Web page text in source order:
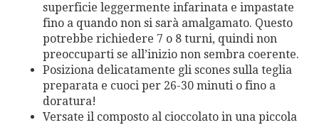
superficie leggermente infarinata e impastate
fino a quando non si sarà amalgamato. Questo
potrebbe richiedere 7 o 8 turni, quindi non
preoccuparti se all’inizio non sembra coerente.
Posiziona delicatamente gli scones sulla teglia
preparata e cuoci per 26-30 minuti o fino a
doratura!
Versate il composto al cioccolato in una piccola